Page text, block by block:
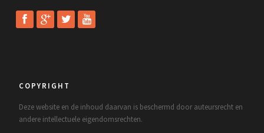
COPYRIGHT
Deze website en de inhoud daarvan is beschermd door auteursrecht en
andere intellectuele eigendomsrechten.